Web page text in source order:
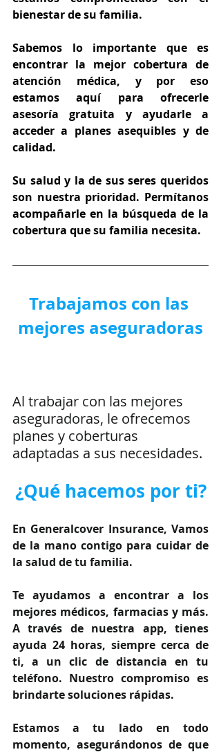
bienestar de su familia.
Sabemos lo importante que es
encontrar la mejor cobertura de
atención médica, y por eso
estamos aquí para ofrecerle
asesoría gratuita y ayudarle a
acceder a planes asequibles y de
calidad.
Su salud y la de sus seres queridos
son nuestra prioridad. Permítanos
acompañarle en la búsqueda de la
cobertura que su familia necesita.
Trabajamos con las
mejores aseguradoras
Al trabajar con las mejores
aseguradoras, le ofrecemos
planes y coberturas
adaptadas a sus necesidades.
¿Qué hacemos por ti?
En Generalcover Insurance, Vamos
de la mano contigo para cuidar de
la salud de tu familia.
Te ayudamos a encontrar a los
mejores médicos, farmacias y más.
A través de nuestra app, tienes
ayuda 24 horas, siempre cerca de
ti, a un clic de distancia en tu
teléfono. Nuestro compromiso es
brindarte soluciones rápidas.
Estamos a tu lado en todo
momento, asegurándonos de que